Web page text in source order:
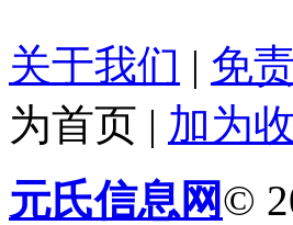
关于我们 | 免
为首页 | 加为
元氏信息网©